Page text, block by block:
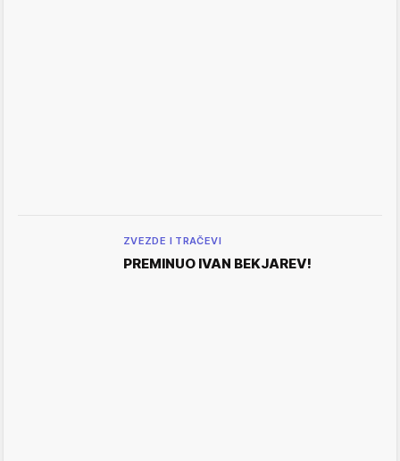
ZVEZDE I TRAČEVI
PREMINUO IVAN BEKJAREV!